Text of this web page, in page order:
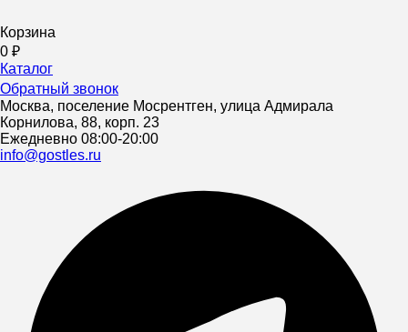
Корзина
0 ₽
Каталог
Обратный звонок
Москва, поселение Мосрентген, улица Адмирала
Корнилова, 88, корп. 23
Ежедневно 08:00-20:00
info@gostles.ru